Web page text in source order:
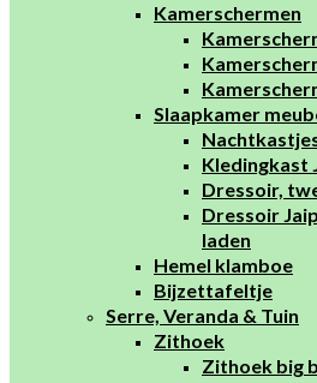
Kamerschermen
Slaapkamer
Kledingkast
Dressoir,
Dressoir
laden
Hemel klamboe
Bijzettafeltje
Serre, Veranda & Tuin
Zithoek
Zithoek big